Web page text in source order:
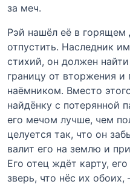
за меч.
Рэй нашёл её в
отпустить. Наследник
стихий, он должен
границу от вторжения
наёмником. Вместо
найдёнку с потерянной
его мечом лучше, чем
целуется так, что он
валит его на землю и
Его отец ждёт карту,
зверь, что нёс их